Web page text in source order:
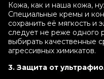
Кожа, как и наша кожа,
Специальные кремы и
сохранить её мягкость и
следует не реже одного
выбирать качественные
агрессивных химикатов.
3. Защита от